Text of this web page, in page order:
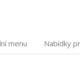
menu Nabídky